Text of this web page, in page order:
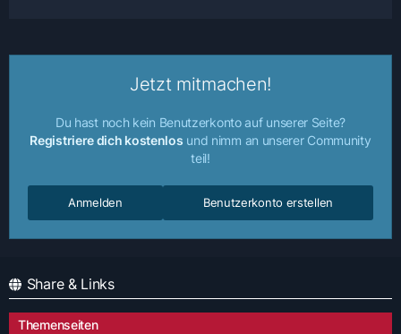
Jetzt mitmachen!
Du hast noch kein Benutzerkonto auf unserer Seite?
Registriere dich kostenlos und nimm an unserer Community
teil!
Benutzerkonto erstellen
Anmelden
Share & Links
Themenseiten